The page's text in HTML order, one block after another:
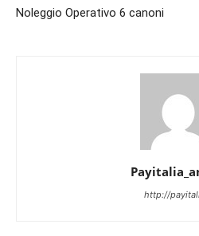
Noleggio Operativo 6 canoni
http://